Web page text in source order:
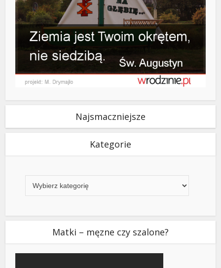
Najsmaczniejsze
Kategorie
Matki – męzne czy szalone?